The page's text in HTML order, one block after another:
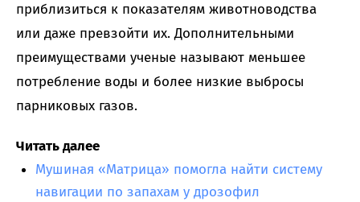
приблизиться к показателям животноводства
или даже превзойти их. Дополнительными
преимуществами ученые называют меньшее
потребление воды и более низкие выбросы
парниковых газов.
Читать далее
Мушиная «Матрица» помогла найти систему
навигации по запахам у дрозофил